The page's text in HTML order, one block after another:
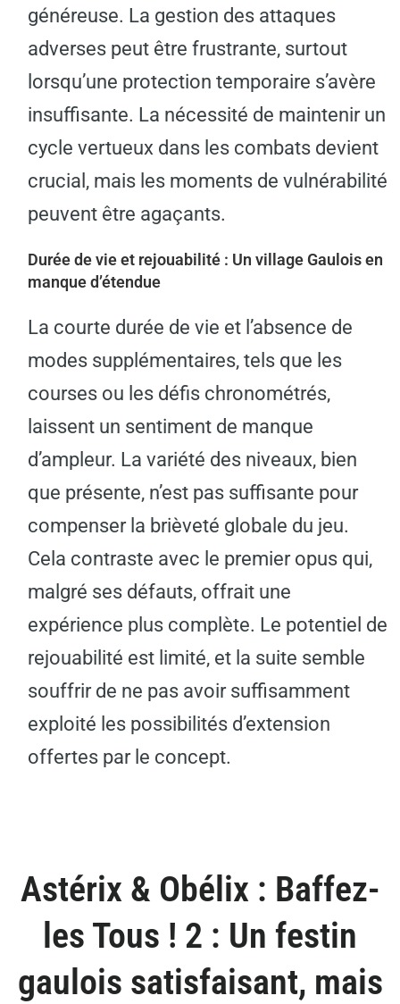
généreuse. La gestion des attaques
adverses peut être frustrante, surtout
lorsqu’une protection temporaire s’avère
insuffisante. La nécessité de maintenir un
cycle vertueux dans les combats devient
crucial, mais les moments de vulnérabilité
peuvent être agaçants.
Durée de vie et rejouabilité : Un village Gaulois en
manque d’étendue
La courte durée de vie et l’absence de
modes supplémentaires, tels que les
courses ou les défis chronométrés,
laissent un sentiment de manque
d’ampleur. La variété des niveaux, bien
que présente, n’est pas suffisante pour
compenser la brièveté globale du jeu.
Cela contraste avec le premier opus qui,
malgré ses défauts, offrait une
expérience plus complète. Le potentiel de
rejouabilité est limité, et la suite semble
souffrir de ne pas avoir suffisamment
exploité les possibilités d’extension
offertes par le concept.
Astérix & Obélix : Baffez-
les Tous ! 2 : Un festin
gaulois satisfaisant, mais